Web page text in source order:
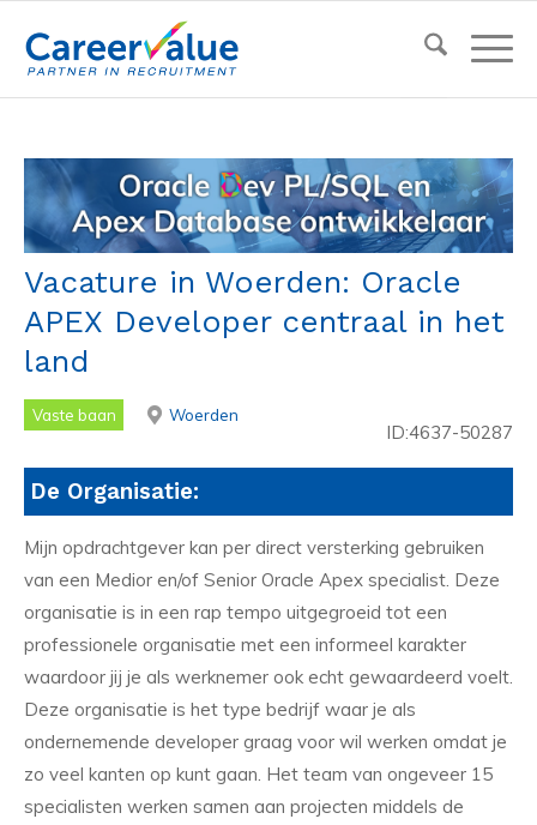
Vacature in Woerden: Oracle
APEX Developer centraal in het
land
Vaste baan Woerden
ID:4637-50287
De Organisatie:
Mijn opdrachtgever kan per direct versterking gebruiken
van een Medior en/of Senior Oracle Apex specialist. Deze
organisatie is in een rap tempo uitgegroeid tot een
professionele organisatie met een informeel karakter
waardoor jij je als werknemer ook echt gewaardeerd voelt.
Deze organisatie is het type bedrijf waar je als
ondernemende developer graag voor wil werken omdat je
zo veel kanten op kunt gaan. Het team van ongeveer 15
specialisten werken samen aan projecten middels de